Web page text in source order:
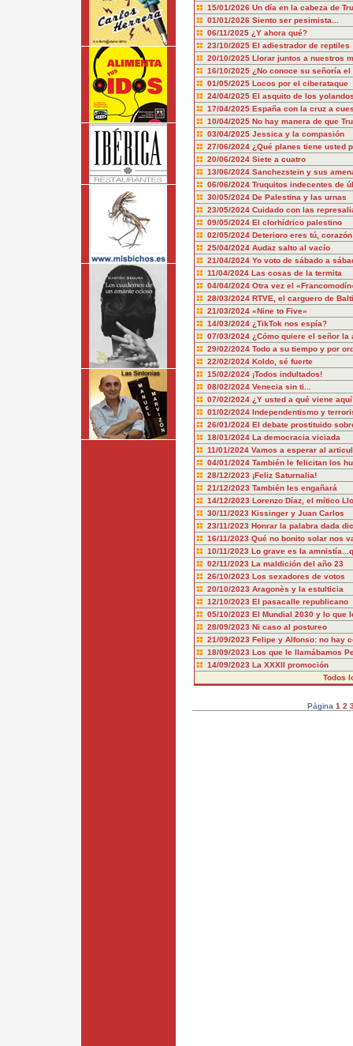
15/01/2026 Un día en la cabeza de
01/01/2026 Siento ser pesimista...
06/11/2025 ¿Y ahora qué?
23/10/2025 El adiestrador de reptiles
20/10/2025 Llorar juntos a nuestros
16/10/2025 ¿No conoce su señoría
01/05/2025 Locos por el ciberataque
24/04/2025 El asquito de los
17/04/2025 España con la cruz a
10/04/2025 No hay manera de que
03/04/2025 Jessica y la compasión
27/06/2024 ¿Qué planes tiene usted
20/06/2024 Siete a cuatro
13/06/2024 Sanchezstein y sus
06/06/2024 Truquitos indecentes de
30/05/2024 De Palestina y las urnas
23/05/2024 Cuidado con las
09/05/2024 El clorhídrico palestino
02/05/2024 Deterioro eres tú, corazón
25/04/2024 Audaz salto al vacío
21/04/2024 Yo voto de sábado a
11/04/2024 Las cosas de la termita
04/04/2024 Otra vez el
28/03/2024 RTVE, el carguero de
21/03/2024 «Nine to Five»
14/03/2024 ¿TikTok nos espía?
07/03/2024 ¿Cómo quiere el señor la
29/02/2024 Todo a su tiempo y por
22/02/2024 Koldo, sé fuerte
15/02/2024 ¡Todos indultados!
08/02/2024 Venecia sin ti...
07/02/2024 ¿Y usted a qué viene
01/02/2024 Independentismo y
26/01/2024 El debate prostituido
18/01/2024 La democracia viciada
11/01/2024 Vamos a esperar al
04/01/2024 También le felicitan los
28/12/2023 ¡Feliz Saturnalia!
21/12/2023 También les engañará
14/12/2023 Lorenzo Díaz, el mítico
30/11/2023 Kissinger y Juan Carlos
23/11/2023 Honrar la palabra dada
16/11/2023 Qué no bonito solar nos
10/11/2023 Lo grave es la
02/11/2023 La maldición del año 23
26/10/2023 Los sexadores de votos
20/10/2023 Aragonès y la estulticia
12/10/2023 El pasacalle republicano
05/10/2023 El Mundial 2030 y lo que
28/09/2023 Ni caso al postureo
21/09/2023 Felipe y Alfonso: no hay
18/09/2023 Los que le llamábamos
14/09/2023 La XXXII promoción
Todos
Página 1 2